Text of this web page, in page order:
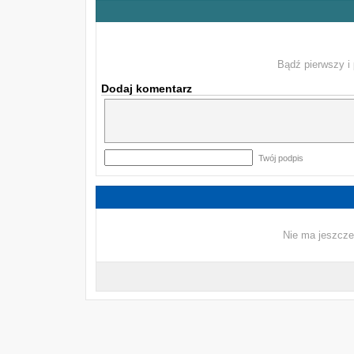
Bądź pierwszy i
Dodaj komentarz
Twój podpis
Nie ma